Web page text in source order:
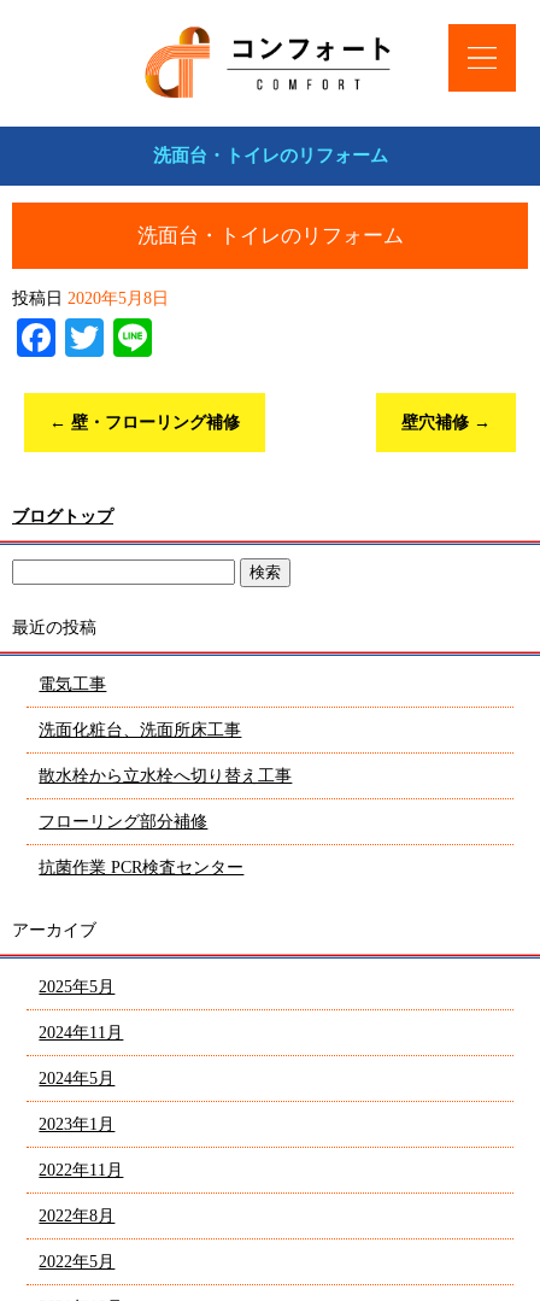
洗面台・トイレのリフォーム
洗面台・トイレのリフォーム
投稿日 2020年5月8日
Facebook
Twitter
← 壁・フローリング補修 壁穴補修 →
ブログトップ
最近の投稿
電気工事
洗面化粧台、洗面所床工事
散水栓から立水栓へ切り替え工事
フローリング部分補修
抗菌作業 PCR検査センター
アーカイブ
2025年5月
2024年11月
2024年5月
2023年1月
2022年11月
2022年8月
2022年5月